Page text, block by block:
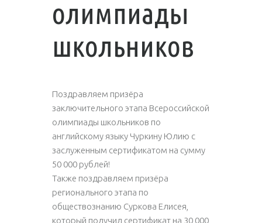
олимпиады
школьников
Поздравляем призёра
заключительного этапа Всероссийской
олимпиады школьников по
английскому языку Чуркину Юлию с
заслуженным сертификатом на сумму
50 000 рублей!
Также поздравляем призёра
регионального этапа по
обществознанию Суркова Елисея,
который получил сертификат на 30 000